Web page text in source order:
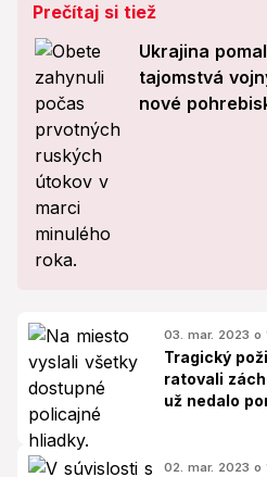
Prečítaj si tiež
Ukrajina
tajomstvá
nové
03. mar. 2023 o
Tragický
ratovali
už nedalo
02. mar. 2023 o